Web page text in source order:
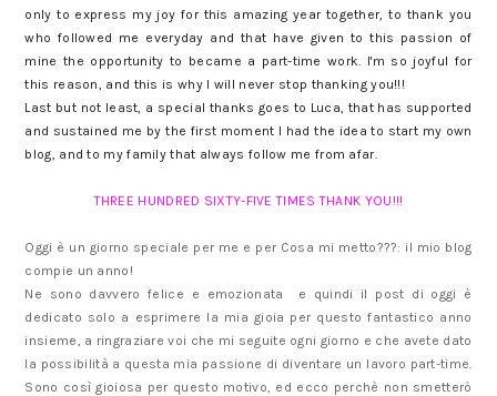
only to express my joy for this amazing year together, to thank you
who followed me everyday and that have given to this passion of
mine the opportunity to became a part-time work. I'm so joyful for
this reason, and this is why I will never stop thanking you!!!
Last but not least, a special thanks goes to Luca, that has supported
and sustained me by the first moment I had the idea to start my own
blog, and to my family that always follow me from afar.
THREE HUNDRED SIXTY-FIVE TIMES THANK YOU!!!
Oggi è un giorno speciale per me e per Cosa mi metto???: il mio blog
compie un anno!
Ne sono davvero felice e emozionata e quindi il post di oggi è
dedicato solo a esprimere la mia gioia per questo fantastico anno
insieme, a ringraziare voi che mi seguite ogni giorno e che avete dato
la possibilità a questa mia passione di diventare un lavoro part-time.
Sono così gioiosa per questo motivo, ed ecco perchè non smetterò